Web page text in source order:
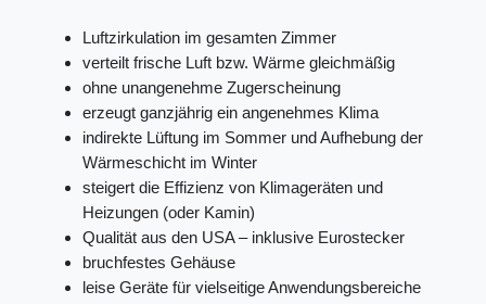
Luftzirkulation im gesamten Zimmer
verteilt frische Luft bzw. Wärme gleichmäßig
ohne unangenehme Zugerscheinung
erzeugt ganzjährig ein angenehmes Klima
indirekte Lüftung im Sommer und Aufhebung der
Wärmeschicht im Winter
steigert die Effizienz von Klimageräten und
Heizungen (oder Kamin)
Qualität aus den USA – inklusive Eurostecker
bruchfestes Gehäuse
leise Geräte für vielseitige Anwendungsbereiche